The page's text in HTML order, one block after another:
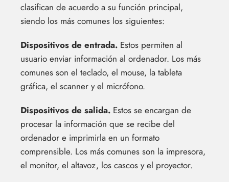
clasifican de acuerdo a su función principal,
siendo los más comunes los siguientes:
Dispositivos de entrada. Estos permiten al
usuario enviar información al ordenador. Los más
comunes son el teclado, el mouse, la tableta
gráfica, el scanner y el micrófono.
Dispositivos de salida. Estos se encargan de
procesar la información que se recibe del
ordenador e imprimirla en un formato
comprensible. Los más comunes son la impresora,
el monitor, el altavoz, los cascos y el proyector.